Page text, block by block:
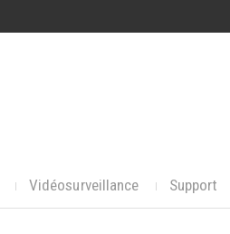
Vidéosurveillance Support